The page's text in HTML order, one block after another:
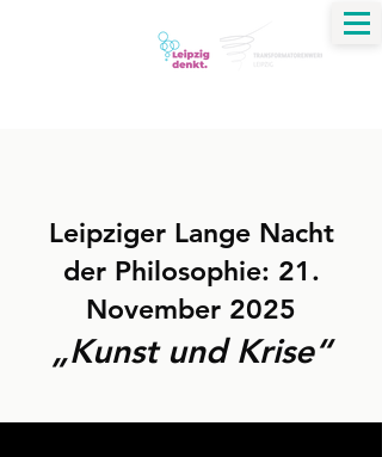
Leipziger Lange Nacht
der Philosophie: 21.
November 2025
„Kunst und Krise“